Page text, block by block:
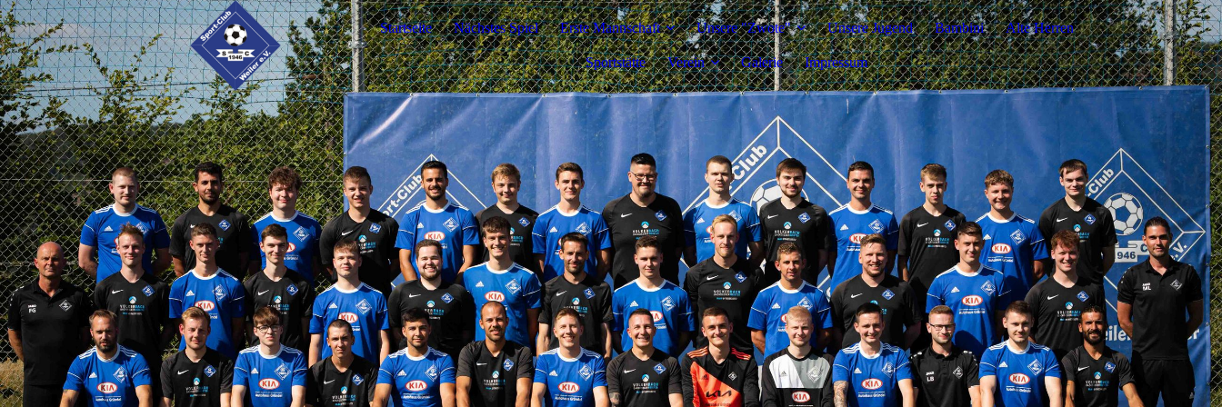
Startseite Nächstes Spiel Erste Mannschaft Unsere "Zwote" Unsere Jugend Bambini Alte Herren
Sportstätte Verein Galerie Impressum